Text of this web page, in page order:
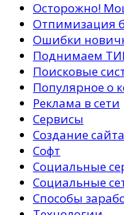
Осторожно!
Отпимизация
Ошибки
Поднимаем
Поисковые
Популярное о
Реклама в сети
Сервисы
Создание сайта
Софт
Социальные
Социальные
Способы